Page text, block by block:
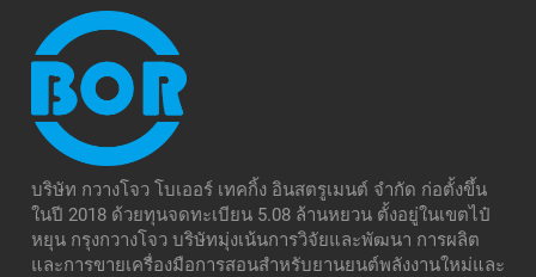
บริษัท กวางโจว โบเออร์ เทคกิ้ง อินสตรูเมนต์ จำกัด ก่อตั้งขึ้น
ในปี 2018 ด้วยทุนจดทะเบียน 5.08 ล้านหยวน ตั้งอยู่ในเขตไป๋
หยุน กรุงกวางโจว บริษัทมุ่งเน้นการวิจัยและพัฒนา การผลิต
และการขายเครื่องมือการสอนสำหรับยานยนต์พลังงานใหม่และ